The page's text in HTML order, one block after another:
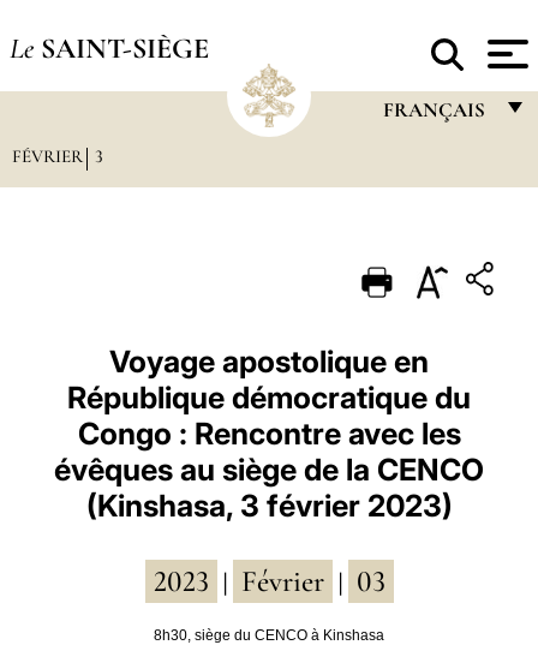
Le SAINT-SIÈGE
FRANÇAIS
PORTUGUÊS
DEUTSCH
POLSKI
العربيّة
LATINE
FÉVRIER 3
Voyage apostolique en
République démocratique du
Congo : Rencontre avec les
évêques au siège de la CENCO
(Kinshasa, 3 février 2023)
2023 Février 03
8h30, siège du CENCO à Kinshasa